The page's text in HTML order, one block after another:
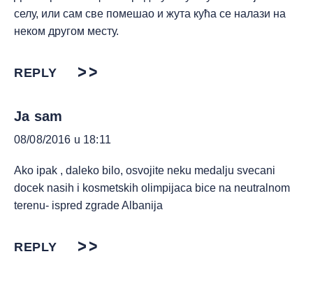
селу, или сам све помешао и жута кућа се налази на
неком другом месту.
REPLY
Ja sam
08/08/2016 u 18:11
Ako ipak , daleko bilo, osvojite neku medalju svecani
docek nasih i kosmetskih olimpijaca bice na neutralnom
terenu- ispred zgrade Albanija
REPLY